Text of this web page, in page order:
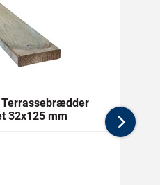
Terrassebrædder
32x125 mm
mm